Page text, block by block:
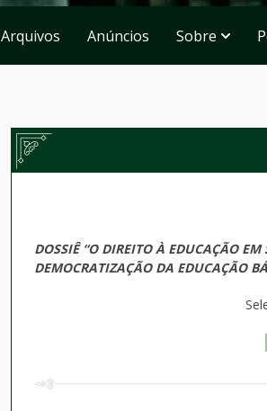
Arquivos Anúncios Sobre
DOSSIÊ “O DIREITO À EDUCAÇÃO
DEMOCRATIZAÇÃO DA EDUCAÇÃO